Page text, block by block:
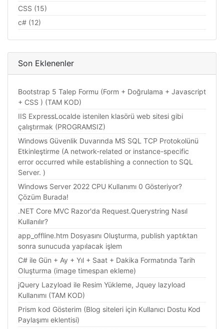
CSS (15)
c# (12)
Son Eklenenler
Bootstrap 5 Talep Formu (Form + Doğrulama + Javascript
+ CSS ) (TAM KOD)
IIS ExpressLocalde istenilen klasörü web sitesi gibi
çalıştırmak (PROGRAMSIZ)
Windows Güvenlik Duvarında MS SQL TCP Protokolünü
Etkinleştirme (A network-related or instance-specific
error occurred while establishing a connection to SQL
Server. )
Windows Server 2022 CPU Kullanımı 0 Gösteriyor?
Çözüm Burada!
.NET Core MVC Razor'da Request.Querystring Nasıl
Kullanılır?
app_offline.htm Dosyasını Oluşturma, publish yaptıktan
sonra sunucuda yapılacak işlem
C# ile Gün + Ay + Yıl + Saat + Dakika Formatında Tarih
Oluşturma (image timespan ekleme)
jQuery Lazyload ile Resim Yükleme, Jquey lazyload
Kullanımı (TAM KOD)
Prism kod Gösterim (Blog siteleri için Kullanıcı Dostu Kod
Paylaşımı eklentisi)